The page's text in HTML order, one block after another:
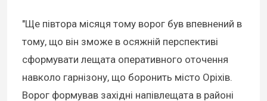
"Ще півтора місяця тому ворог був впевнений в
тому, що він зможе в осяжній перспективі
сформувати лещата оперативного оточення
навколо гарнізону, що боронить місто Оріхів.
Ворог формував західні напівлещата в районі